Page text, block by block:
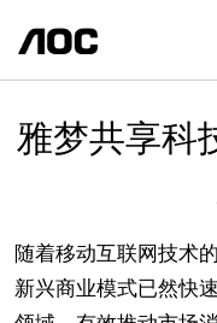
雅梦共享科
随着移动互联网技术
新兴商业模式已然快